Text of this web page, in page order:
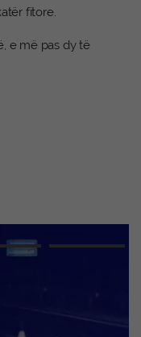
fitore.
e më pas dy të